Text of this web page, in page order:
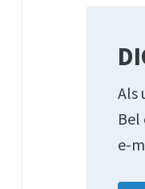
Als
e-